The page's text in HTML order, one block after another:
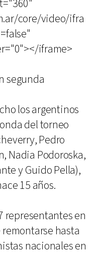
core/video/ifra
iframe>
segunda
los argentinos
del torneo
Pedro
Nadia Podoroska,
y Guido Pella),
15 años.
representantes en
remontarse hasta
nacionales en